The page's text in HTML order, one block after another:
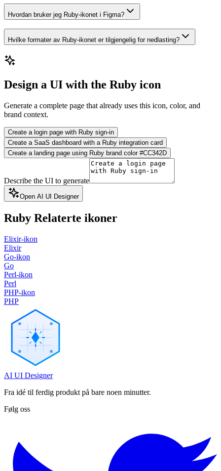
Hvordan bruker jeg Ruby-ikonet i Figma?
Hvilke formater av Ruby-ikonet er tilgjengelig for nedlasting?
Design a UI with the Ruby icon
Generate a complete page that already uses this icon, color, and
brand context.
Create a login page with Ruby sign-in
Create a SaaS dashboard with a Ruby integration card
Create a landing page using Ruby brand color #CC342D
Describe the UI to generate
Open AI UI Designer
Ruby Relaterte ikoner
Elixir-ikon
Elixir
Go-ikon
Go
Perl-ikon
Perl
PHP-ikon
PHP
AI UI Designer
Fra idé til ferdig produkt på bare noen minutter.
Følg oss